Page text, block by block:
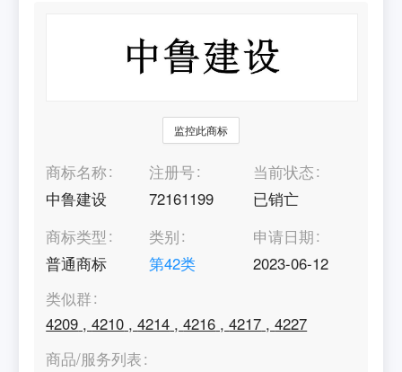
监控此商标
商标名称
中鲁建设
注册号
72161199
当前状态
已销亡
商标类型
普通商标
类别
第42类
申请日期
2023-06-12
类似群
4209 ,4210 ,4214 ,4216 ,4217 ,4227
商品/服务列表